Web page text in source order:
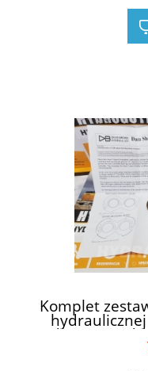
Komplet
Hydreco David